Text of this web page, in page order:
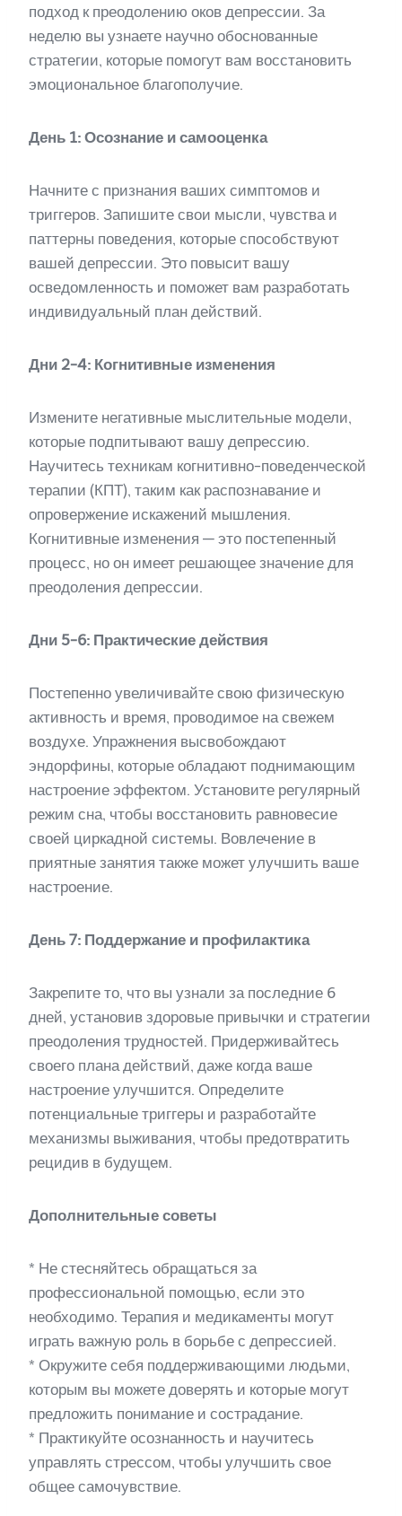
подход к преодолению оков депрессии. За
неделю вы узнаете научно обоснованные
стратегии, которые помогут вам восстановить
эмоциональное благополучие.
День 1: Осознание и самооценка
Начните с признания ваших симптомов и
триггеров. Запишите свои мысли, чувства и
паттерны поведения, которые способствуют
вашей депрессии. Это повысит вашу
осведомленность и поможет вам разработать
индивидуальный план действий.
Дни 2-4: Когнитивные изменения
Измените негативные мыслительные модели,
которые подпитывают вашу депрессию.
Научитесь техникам когнитивно-поведенческой
терапии (КПТ), таким как распознавание и
опровержение искажений мышления.
Когнитивные изменения — это постепенный
процесс, но он имеет решающее значение для
преодоления депрессии.
Дни 5-6: Практические действия
Постепенно увеличивайте свою физическую
активность и время, проводимое на свежем
воздухе. Упражнения высвобождают
эндорфины, которые обладают поднимающим
настроение эффектом. Установите регулярный
режим сна, чтобы восстановить равновесие
своей циркадной системы. Вовлечение в
приятные занятия также может улучшить ваше
настроение.
День 7: Поддержание и профилактика
Закрепите то, что вы узнали за последние 6
дней, установив здоровые привычки и стратегии
преодоления трудностей. Придерживайтесь
своего плана действий, даже когда ваше
настроение улучшится. Определите
потенциальные триггеры и разработайте
механизмы выживания, чтобы предотвратить
рецидив в будущем.
Дополнительные советы
* Не стесняйтесь обращаться за
профессиональной помощью, если это
необходимо. Терапия и медикаменты могут
играть важную роль в борьбе с депрессией.
* Окружите себя поддерживающими людьми,
которым вы можете доверять и которые могут
предложить понимание и сострадание.
* Практикуйте осознанность и научитесь
управлять стрессом, чтобы улучшить свое
общее самочувствие.